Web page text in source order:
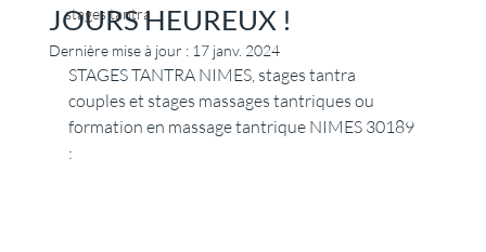
stages tantra
JOURS HEUREUX !
Dernière mise à jour : 17 janv. 2024
STAGES TANTRA NIMES, stages tantra
couples et stages massages tantriques ou
formation en massage tantrique NIMES 30189
: